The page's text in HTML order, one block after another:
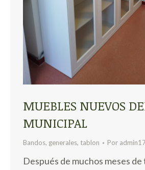
MUEBLES NUEVOS
MUNICIPAL
Bandos, generales, tablon Por
Después de muchos meses